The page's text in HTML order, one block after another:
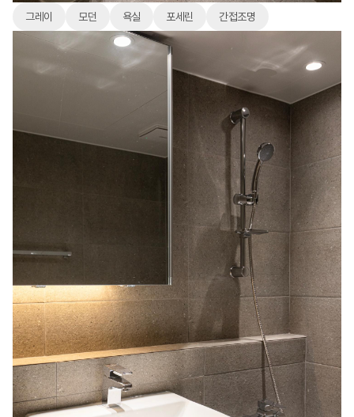
그레이 모던 욕실 포세린 간접조명